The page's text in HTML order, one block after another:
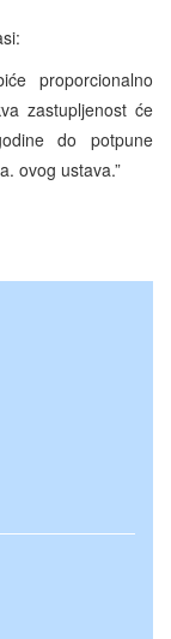
proporcionalno
zastupljenost će
do potpune
ovog ustava.”